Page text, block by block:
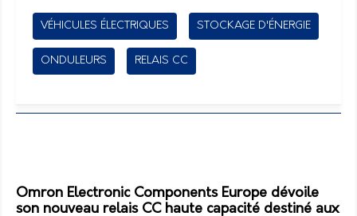
VÉHICULES ÉLECTRIQUES STOCKAGE D'ÉNERGIE
ONDULEURS RELAIS CC
Omron Electronic Components Europe dévoile
son nouveau relais CC haute capacité destiné aux